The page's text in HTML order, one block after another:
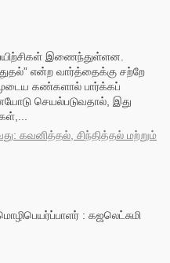
பயிற்சிகள் இணைந்துள்ளன.
என்ற வார்த்தைக்கு சற்றே
கண்களால் பார்க்கப்
செயல்படுவதால், இது
கவனித்தல், சிந்தித்தல் மற்றும்
: கஜலெட்சுமி